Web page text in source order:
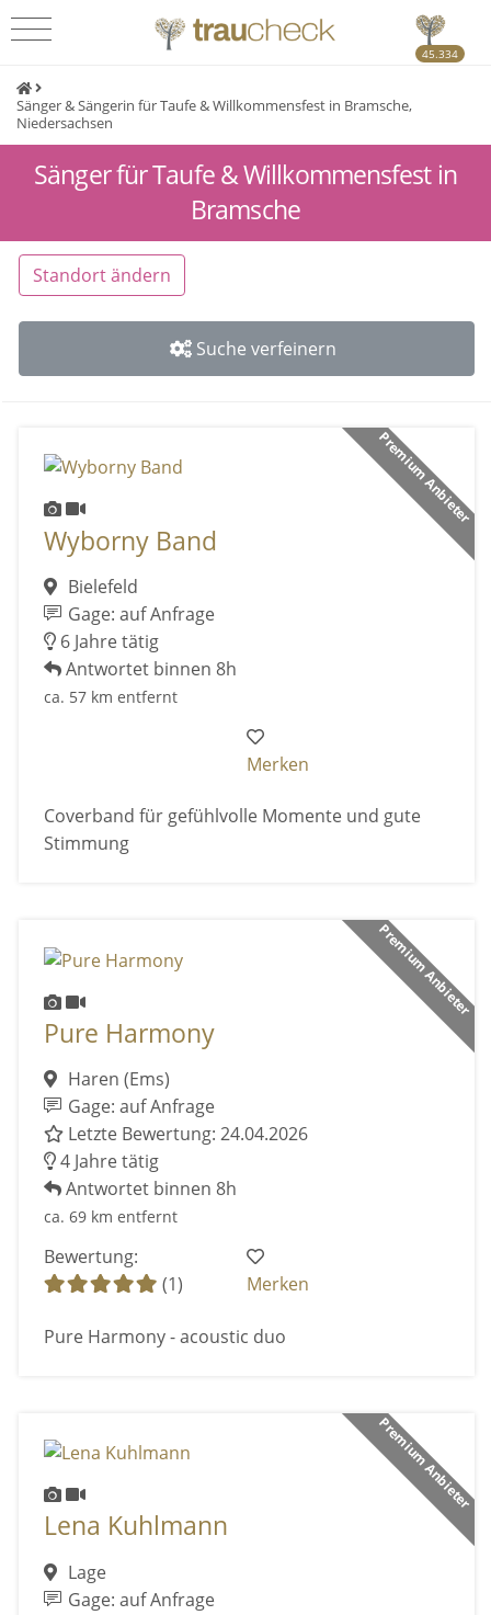
45.334
Sänger & Sängerin für Taufe & Willkommensfest in Bramsche,
Niedersachsen
Sänger für Taufe & Willkommensfest in
Bramsche
Standort ändern
Suche verfeinern
Premium Anbieter
Wyborny Band
Bielefeld
Gage: auf Anfrage
6 Jahre tätig
Antwortet binnen 8h
ca. 57 km entfernt
Merken
Coverband für gefühlvolle Momente und gute
Stimmung
Premium Anbieter
Pure Harmony
Haren (Ems)
Gage: auf Anfrage
Letzte Bewertung: 24.04.2026
4 Jahre tätig
Antwortet binnen 8h
ca. 69 km entfernt
Bewertung:
(1)
Merken
Pure Harmony - acoustic duo
Premium Anbieter
Lena Kuhlmann
Lage
Gage: auf Anfrage